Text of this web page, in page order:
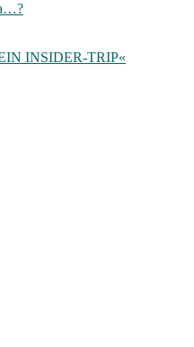
INSIDER-TRIP«